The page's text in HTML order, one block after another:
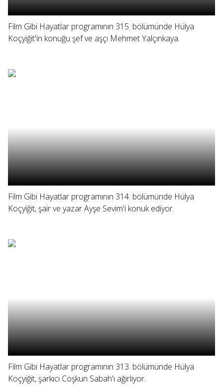
Film Gibi Hayatlar programının 315. bölümünde Hülya
Koçyiğit'in konuğu şef ve aşçı Mehmet Yalçınkaya.
Film Gibi Hayatlar programının 314. bölümünde Hülya
Koçyiğit, şair ve yazar Ayşe Sevim'i konuk ediyor.
Film Gibi Hayatlar programının 313. bölümünde Hülya
Koçyiğit, şarkıcı Coşkun Sabah'ı ağırlıyor.